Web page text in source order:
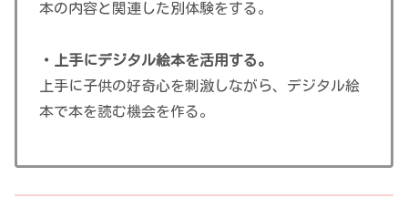
本の内容と関連した別体験をする。
・上手にデジタル絵本を活用する。
上手に子供の好奇心を刺激しながら、デジタル絵
本で本を読む機会を作る。